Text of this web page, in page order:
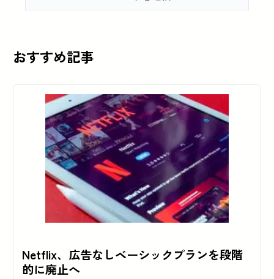
おすすめ記事
Netflix、広告なしベーシックプランを段階
的に廃止へ